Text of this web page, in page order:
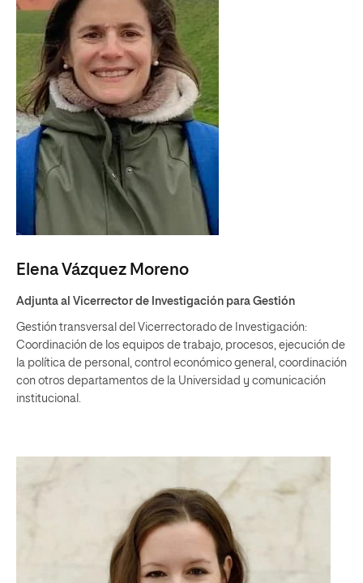
Elena Vázquez Moreno
Adjunta al Vicerrector de Investigación para Gestión
Gestión transversal del Vicerrectorado de Investigación:
Coordinación de los equipos de trabajo, procesos, ejecución de
la política de personal, control económico general, coordinación
con otros departamentos de la Universidad y comunicación
institucional.